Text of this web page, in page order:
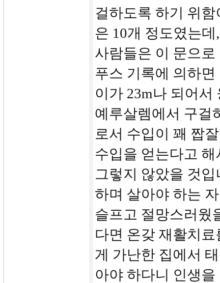
걸하도록 하기 위
은 10개 정도였는
사람들은 이 문으
푸스 기록에 의하
이가 23m나 되어
예루살렘에서 구걸
로서 수입이 꽤 짭
수입을 얻는다고
그렇지 않았을 것
하며 살아야 하는
슬프고 절망스러웠
다면 온갖 재활치
게 가난한 집에서
아야 하다니 인생